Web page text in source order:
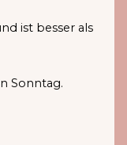
ist besser als
Sonntag.